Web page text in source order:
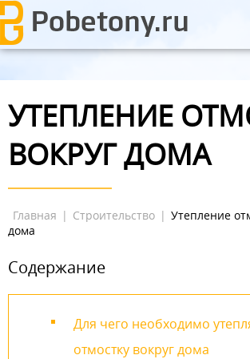
УТЕПЛЕНИЕ
ВОКРУГ ДОМА
Главная | Строительство | Утепление
дома
Содержание
Для чего необходимо
отмостку вокруг дома